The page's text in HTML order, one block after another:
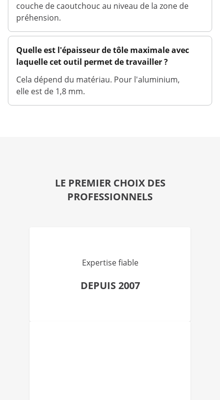
couche de caoutchouc au niveau de la zone de
préhension.
Quelle est l'épaisseur de tôle maximale avec
laquelle cet outil permet de travailler ?
Cela dépend du matériau. Pour l'aluminium,
elle est de 1,8 mm.
LE PREMIER CHOIX DES
PROFESSIONNELS
Expertise fiable
DEPUIS 2007